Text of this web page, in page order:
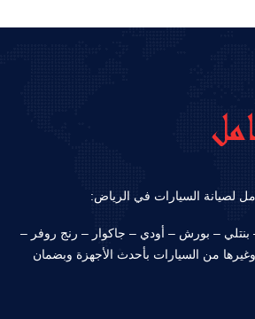
لصيانة السيارات في الرياض:
– بورش – أودي – جاكوار – رنج روفر –
من السيارات بأحدث الأجهزة وبضمان